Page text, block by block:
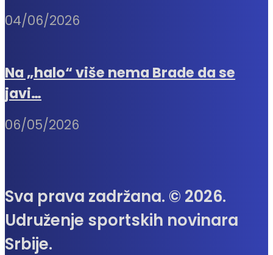
04/06/2026
Na „halo“ više nema Brade da se
javi…
06/05/2026
Sva prava zadržana. © 2026.
Udruženje sportskih novinara
Srbije.